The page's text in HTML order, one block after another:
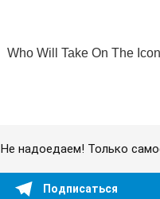
Не надоедаем! Только
Подписаться